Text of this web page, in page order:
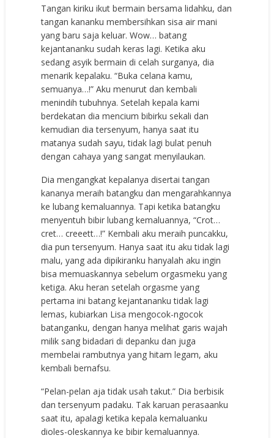
Tangan kiriku ikut bermain bersama lidahku, dan
tangan kananku membersihkan sisa air mani
yang baru saja keluar. Wow… batang
kejantananku sudah keras lagi. Ketika aku
sedang asyik bermain di celah surganya, dia
menarik kepalaku. “Buka celana kamu,
semuanya…!” Aku menurut dan kembali
menindih tubuhnya. Setelah kepala kami
berdekatan dia mencium bibirku sekali dan
kemudian dia tersenyum, hanya saat itu
matanya sudah sayu, tidak lagi bulat penuh
dengan cahaya yang sangat menyilaukan.
Dia mengangkat kepalanya disertai tangan
kananya meraih batangku dan mengarahkannya
ke lubang kemaluannya. Tapi ketika batangku
menyentuh bibir lubang kemaluannya, “Crot…
cret… creeett…!” Kembali aku meraih puncakku,
dia pun tersenyum. Hanya saat itu aku tidak lagi
malu, yang ada dipikiranku hanyalah aku ingin
bisa memuaskannya sebelum orgasmeku yang
ketiga. Aku heran setelah orgasme yang
pertama ini batang kejantananku tidak lagi
lemas, kubiarkan Lisa mengocok-ngocok
batanganku, dengan hanya melihat garis wajah
milik sang bidadari di depanku dan juga
membelai rambutnya yang hitam legam, aku
kembali bernafsu.
“Pelan-pelan aja tidak usah takut.” Dia berbisik
dan tersenyum padaku. Tak karuan perasaanku
saat itu, apalagi ketika kepala kemaluanku
dioles-oleskannya ke bibir kemaluannya.